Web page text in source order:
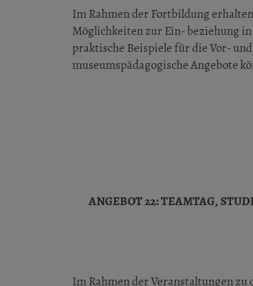
Im Rahmen der Fortbildung
Möglichkeiten zur Ein- beziehung
praktische Beispiele für die Vor-
museumspädagogische Angebote
ANGEBOT 22: TEAMTAG,
Im Rahmen der Veranstaltungen zu